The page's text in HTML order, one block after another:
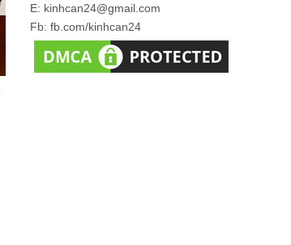
E: kinhcan24@gmail.com
Fb: fb.com/kinhcan24